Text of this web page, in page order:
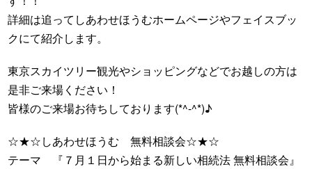
詳細は追ってしあわせほうむホームページやフェイスブッ
クにて紹介します。
東京スカイツリー観光やショッピングなどでお越しの方は
是非ご来場ください！
皆様のご来場お待ちしております(*^-^*)♪
☆★☆しあわせほうむ 無料相談会☆★☆
テーマ 『７月１日から始まる新しい相続法 無料相談会』